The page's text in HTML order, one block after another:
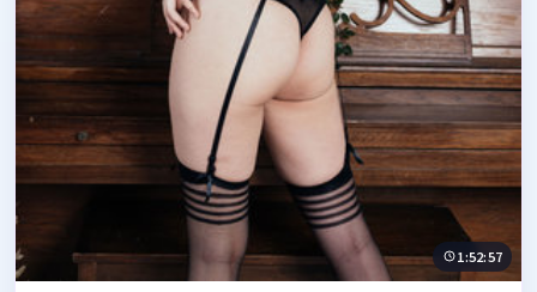
1:52:57